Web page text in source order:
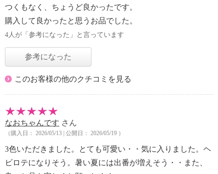
つくもなく、ちょうど良かったです。
購入して良かったと思うお品でした。
4人が「参考になった」と言っています
参考になった
このお客様の他のクチコミを見る
なおちゃんです さん
（購入日： 2026/05/13 | 公開日： 2026/05/19 ）
3色いただきました。とても可愛い・・気に入りました。ヘ
ビロテになりそう。暑い夏には出番が増えそう・・また、